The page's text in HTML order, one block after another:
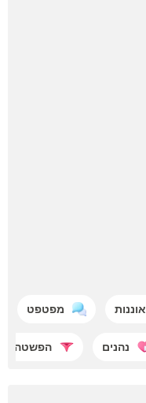
אוננות מפטפט
נהנים הפשטה